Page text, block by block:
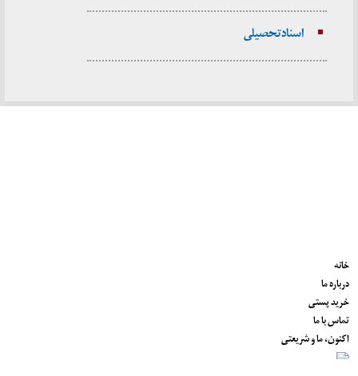
اسناد تحصیلی
خانه
درباره ما
خرید پستی
تماس با ما
اکنون، ما و شریعتی